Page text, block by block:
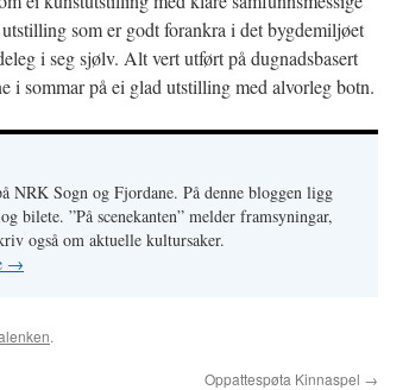
som er godt forankra i det bygdemiljøet
i seg sjølv. Alt vert utført på dugnadsbasert
i sommar på ei glad utstilling med alvorleg botn.
NRK Sogn og Fjordane. På denne bloggen ligg
bilete. ”På scenekanten” melder framsyningar,
også om aktuelle kultursaker.
→
.
Oppattespøta Kinnaspel →